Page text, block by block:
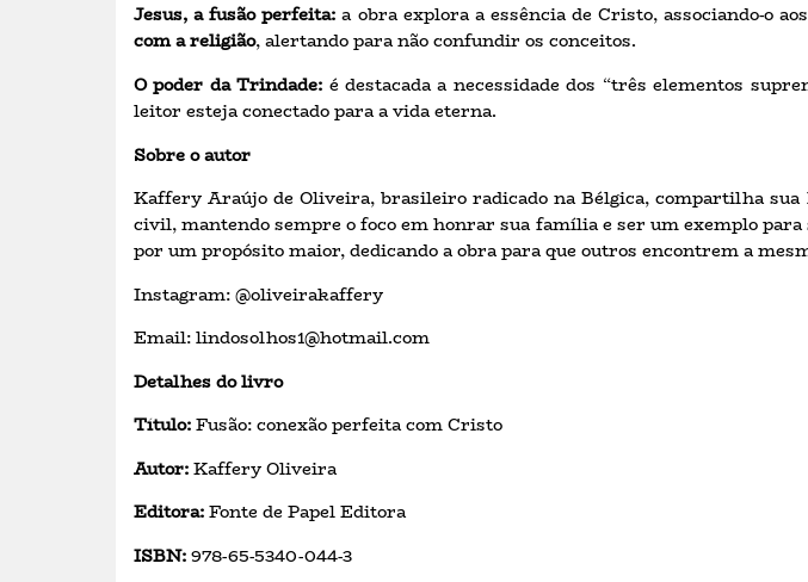
Jesus, a fusão perfeita: a obra explora a essência de Cristo, associando-o
com a religião, alertando para não confundir os conceitos.
O poder da Trindade: é destacada a necessidade dos “três elementos
leitor esteja conectado para a vida eterna.
Sobre o autor
Kaffery Araújo de Oliveira, brasileiro radicado na Bélgica, compartilha
civil, mantendo sempre o foco em honrar sua família e ser um exemplo
por um propósito maior, dedicando a obra para que outros encontrem a
Instagram: @oliveirakaffery
Email: lindosolhos1@hotmail.com
Detalhes do livro
Título:Fusão: conexão perfeita com Cristo
Autor:Kaffery Oliveira
Editora:Fonte de Papel Editora
ISBN:978-65-5340-044-3